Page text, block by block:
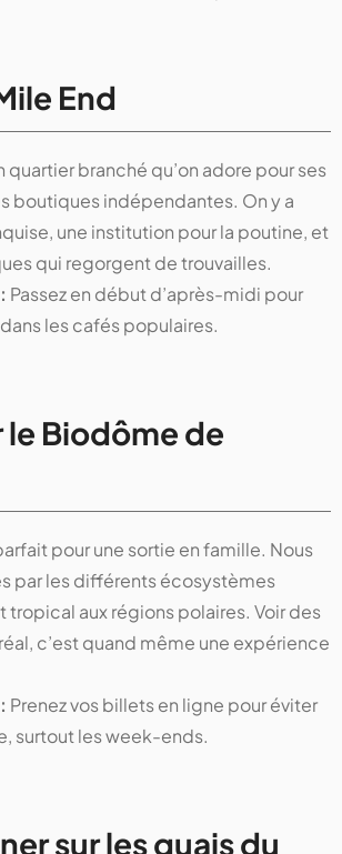
End
quartier branché qu’on adore pour ses
boutiques indépendantes. On y a
une institution pour la poutine, et
qui regorgent de trouvailles.
Passez en début d’après-midi pour
les cafés populaires.
Biodôme de
pour une sortie en famille. Nous
par les différents écosystèmes
tropical aux régions polaires. Voir des
c’est quand même une expérience
Prenez vos billets en ligne pour éviter
surtout les week-ends.
sur les quais du